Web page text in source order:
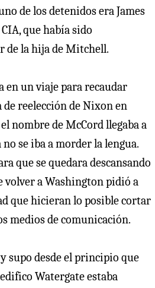
de los detenidos era James
que había sido
de la hija de Mitchell.
en un viaje para recaudar
de reelección de Nixon en
nombre de McCord llegaba a
no se iba a morder la lengua.
que se quedara descansando
volver a Washington pidió a
que hicieran lo posible cortar
medios de comunicación.
supo desde el principio que
Watergate estaba